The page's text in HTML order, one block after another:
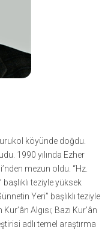
köyünde doğdu.
1990 yılında Ezher
mezun oldu. “Hz.
teziyle yüksek
Yeri” başlıklı teziyle
Algısı; Bazı Kur’ân
adlı temel araştırma